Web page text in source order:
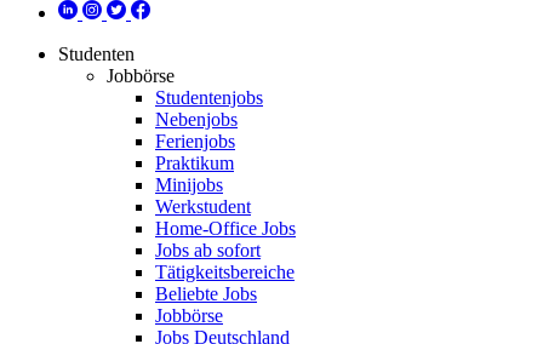
Studenten
Jobbörse
Studentenjobs
Nebenjobs
Ferienjobs
Praktikum
Minijobs
Werkstudent
Home-Office Jobs
Jobs ab sofort
Tätigkeitsbereiche
Beliebte Jobs
Jobbörse
Jobs Deutschland